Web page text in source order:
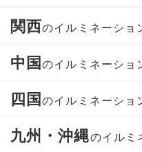
関西のイルミネーショ
中国のイルミネーショ
四国のイルミネーショ
九州・沖縄のイルミ